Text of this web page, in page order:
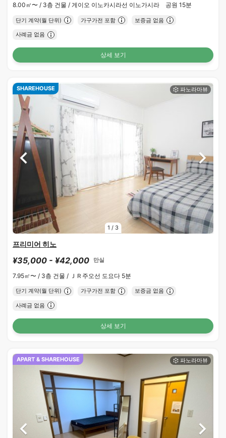
8.00㎡〜 / 3층 건물 / 게이오 이노카시라선 이노가시라 공원 15분
단기 계약(월 단위) 가구가전 포함 보증금 없음
사례금 없음
상세 보기
1 / 3
SHAREHOUSE
프리미어 히노
¥35,000 - ¥42,000 만실
7.95㎡〜 / 3층 건물 / ＪＲ주오선 도요다 5분
단기 계약(월 단위) 가구가전 포함 보증금 없음
사례금 없음
상세 보기
APART & SHAREHOUSE